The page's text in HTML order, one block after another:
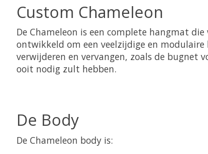
Custom Chameleon
De Chameleon is een complete hangmat
ontwikkeld om een veelzijdige en
verwijderen en vervangen, zoals de bugnet
ooit nodig zult hebben.
De Body
De Chameleon body is: